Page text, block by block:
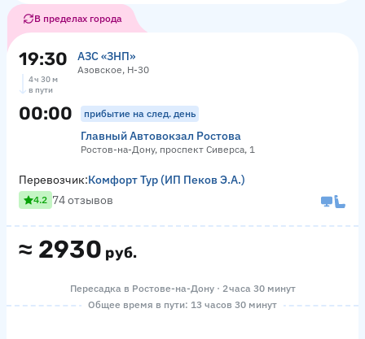
В пределах города
19:30 АЗС «ЗНП»
Азовское, Н-30
4 ч 30 м
в пути
00:00 прибытие на след. день
Главный Автовокзал Ростова
Ростов-на-Дону, проспект Сиверса, 1
≈ 2930 руб.
Перевозчик:Комфорт Тур (ИП Пеков Э.А.)
4.2 74 отзывов
Пересадка в Ростове-на-Дону · 2 часа 30 минут
Общее время в пути: 13 часов 30 минут